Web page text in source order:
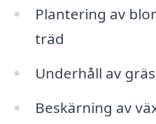
Plantering av
träd
Underhåll av
Beskärning av